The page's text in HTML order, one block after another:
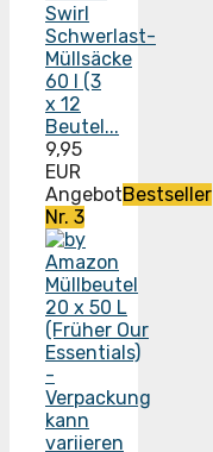
Swirl
Schwerlast-
Müllsäcke
60 l (3
x 12
Beutel...
9,95
EUR
AngebotBestseller
Nr. 3